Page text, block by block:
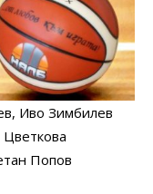
, Иво Зимбилев
Попов